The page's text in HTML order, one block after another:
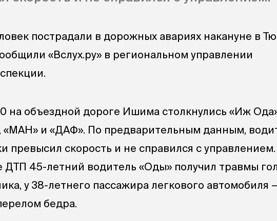
пострадали в дорожных авариях накануне в
«Вслух.ру» в региональном управлении
на объездной дороге Ишима столкнулись «Иж
«МАН» и «ДАФ». По предварительным данным,
превысил скорость и не справился с
ДТП 45-летний водитель «Оды» получил травмы
у 38-летнего пассажира легкового автомобиля
бедра.